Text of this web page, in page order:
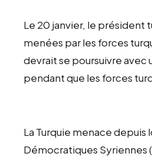
Le 20 janvier, le président
menées par les forces
devrait se poursuivre avec
pendant que les forces
La Turquie menace
Démocratiques Syriennes